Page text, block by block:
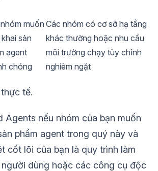
muốn
sản
agent
chóng
Các nhóm có cơ sở hạ tầng
khác thường hoặc nhu cầu
môi trường chạy tùy chỉnh
nghiêm ngặt
tế.
Agents nếu nhóm của bạn muốn
phẩm agent trong quý này và
cốt lõi của bạn là quy trình làm
dùng hoặc các công cụ độc